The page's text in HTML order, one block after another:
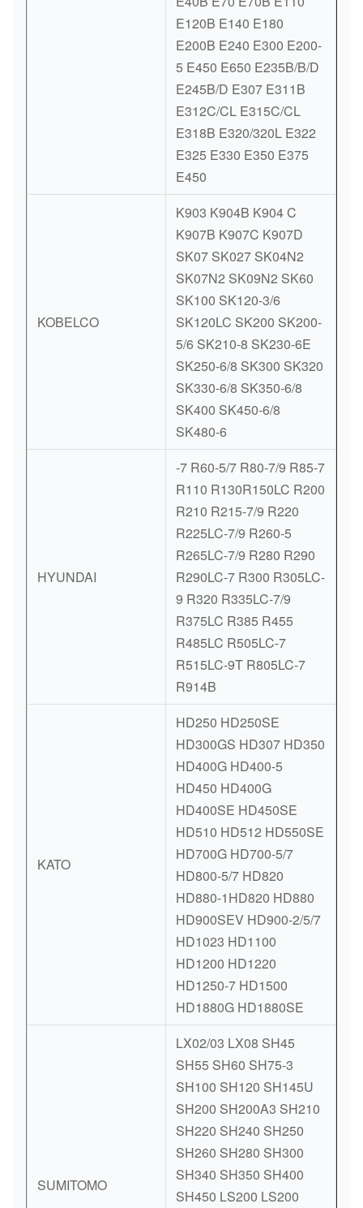
E120B E140 E180
E200B E240 E300 E200-
5 E450 E650 E235B/B/D
E245B/D E307 E311B
E312C/CL E315C/CL
E318B E320/320L E322
E325 E330 E350 E375
E450
KOBELCO
K903 K904B K904 C
K907B K907C K907D
SK07 SK027 SK04N2
SK07N2 SK09N2 SK60
SK100 SK120-3/6
SK120LC SK200 SK200-
5/6 SK210-8 SK230-6E
SK250-6/8 SK300 SK320
SK330-6/8 SK350-6/8
SK400 SK450-6/8
SK480-6
HYUNDAI
-7 R60-5/7 R80-7/9 R85-7
R110 R130R150LC R200
R210 R215-7/9 R220
R225LC-7/9 R260-5
R265LC-7/9 R280 R290
R290LC-7 R300 R305LC-
9 R320 R335LC-7/9
R375LC R385 R455
R485LC R505LC-7
R515LC-9T R805LC-7
R914B
KATO
HD250 HD250SE
HD300GS HD307 HD350
HD400G HD400-5
HD450 HD400G
HD400SE HD450SE
HD510 HD512 HD550SE
HD700G HD700-5/7
HD800-5/7 HD820
HD880-1HD820 HD880
HD900SEV HD900-2/5/7
HD1023 HD1100
HD1200 HD1220
HD1250-7 HD1500
HD1880G HD1880SE
SUMITOMO
LX02/03 LX08 SH45
SH55 SH60 SH75-3
SH100 SH120 SH145U
SH200 SH200A3 SH210
SH220 SH240 SH250
SH260 SH280 SH300
SH340 SH350 SH400
SH450 LS200 LS200